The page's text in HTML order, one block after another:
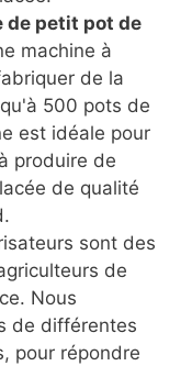
de petit pot de
machine à
de la
500 pots de
est idéale pour
produire de
de qualité
sont des
de
Nous
de différentes
pour répondre